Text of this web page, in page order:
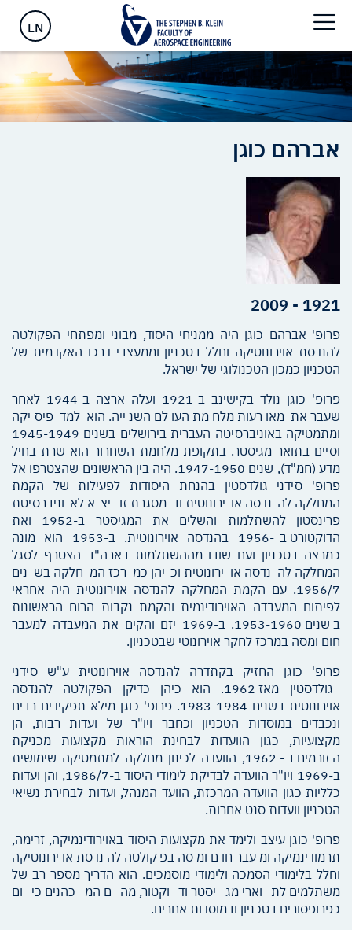
EN
אברהם כוגן
1921 - 2009
פרופ' אברהם כוגן היה ממניחי היסוד, מבוני ומפתחי הפקולטה
להנדסת אוירונוטיקה וחלל בטכניון וממעצבי דרכו האקדמית של
הטכניון כמכון הטכנולוגי של ישראל.
פרופ' כוגן נולד בקישינב ב-1921 ועלה ארצה ב-1944 לאחר
שעבר את מאורעות מלחמת העולם השנייה. הוא למד פיסיקה
ומתמטיקה באוניברסיטה העברית בירושלים בשנים 1945-1949
וסיים בתואר מגיסטר. בתקופת מלחמת השחרור הוא שרת בחיל
מדע (חמ"ד), שנים 1947-1950. היה בין הראשונים שהצטרפו אל
פרופ' סידני גולדסטין בהנחת היסודות לפעילות של הקמת
המחלקה להנדסה אוירונוטית ובמסגרת זו יצא לאוניברסיטת
פרינסטון להשתלמות והשלים את המגיסטר ב-1952 ואת
הדוקטורט ב-1956 בהנדסה אוירונוטית. ב-1953 הוא מונה
כמרצה בטכניון ועם שובו מההשתלמות בארה"ב הצטרף לסגל
המחלקה להנדסה אוירונוטית וכיהן כמרכז המחלקה בשנים
1956/7. עם הקמת המחלקה להנדסה אוירונוטית היה אחראי
לפיתוח המעבדה האוירודינמית והקמת נקבות הרוח הראשונות
בשנים 1953-1960. ב-1969 יזם והקים את המעבדה למעבר
חום ומסה במרכז לחקר אוירונוטי שבטכניון.
פרופ' כוגן החזיק בקתדרה להנדסה אוירונוטית ע"ש סידני
גולדסטין מאז 1962. הוא כיהן כדיקן הפקולטה להנדסה
אוירונוטית בשנים 1983-1984. פרופ' כוגן מילא תפקידים רבים
ונכבדים במוסדות הטכניון וכחבר ויו"ר של ועדות רבות, הן
מקצועיות, כגון הוועדות לבחינת הוראות מקצועות מכניקת
הזורמים ב- 1962, הוועדה לכינון מחלקה למתמטיקה שימושית
ב-1969 ויו"ר הוועדה לבדיקת לימודי היסוד ב-1986/7, והן ועדות
כלליות כגון הוועדה המרכזת, הוועד המנהל, ועדות לבחירת נשיאי
הטכניון וועדות סנט אחרות.
פרופ' כוגן עיצב ולימד את מקצועות היסוד באוירודינמיקה, זרימה,
תרמודינמיקה ומעבר חום ומסה בפקולטה להנדסת אוירונוטיקה
וחלל בלימודי הסמכה ולימודי מוסמכים. הוא הדריך מספר רב של
משתלמים לתוארי מגיסטר ודוקטור, מהם המכהנים כיום
כפרופסורים בטכניון ובמוסדות אחרים.